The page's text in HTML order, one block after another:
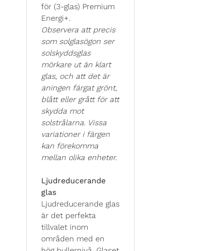
för (3-glas) Premium
Energi+.
Observera att precis
som solglasögon ser
solskyddsglas
mörkare ut än klart
glas, och att det är
aningen färgat grönt,
blått eller grått för att
skydda mot
solstrålarna. Vissa
variationer i färgen
kan förekomma
mellan olika enheter.
Ljudreducerande
glas
Ljudreducerande glas
är det perfekta
tillvalet inom
områden med en